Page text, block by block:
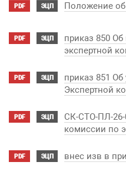
PDF ЭЦП Положение об
PDF ЭЦП
приказ 850
экспертной
PDF ЭЦП
приказ 851
Экспертной
PDF ЭЦП
СК-СТО-ПЛ-
комиссии по
PDF ЭЦП внес изв в